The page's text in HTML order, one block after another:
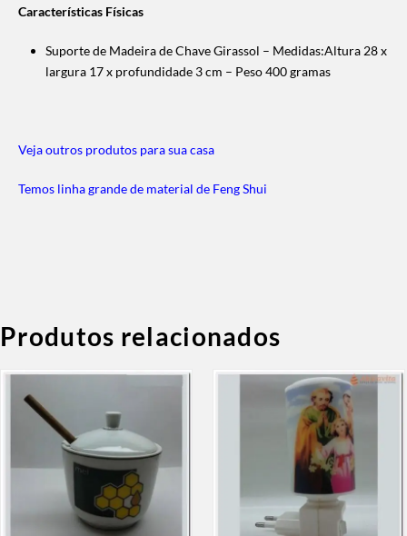
Características Físicas
Suporte de Madeira de Chave Girassol – Medidas:Altura 28 x
largura 17 x profundidade 3 cm – Peso 400 gramas
Veja outros produtos para sua casa
Temos linha grande de material de Feng Shui
Produtos relacionados